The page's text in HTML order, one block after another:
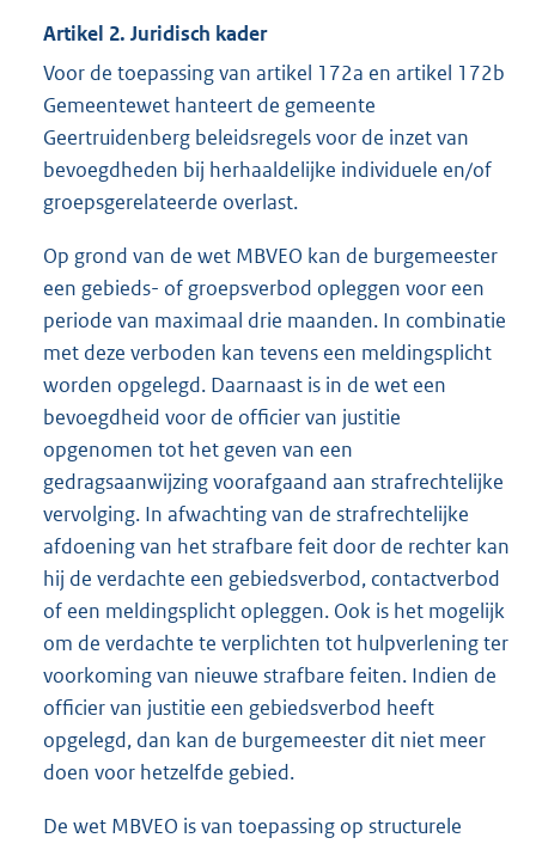
Artikel 2. Juridisch kader
Voor de toepassing van artikel 172a en artikel 172b
Gemeentewet hanteert de gemeente
Geertruidenberg beleidsregels voor de inzet van
bevoegdheden bij herhaaldelijke individuele en/of
groepsgerelateerde overlast.
Op grond van de wet MBVEO kan de burgemeester
een gebieds- of groepsverbod opleggen voor een
periode van maximaal drie maanden. In combinatie
met deze verboden kan tevens een meldingsplicht
worden opgelegd. Daarnaast is in de wet een
bevoegdheid voor de officier van justitie
opgenomen tot het geven van een
gedragsaanwijzing voorafgaand aan strafrechtelijke
vervolging. In afwachting van de strafrechtelijke
afdoening van het strafbare feit door de rechter kan
hij de verdachte een gebiedsverbod, contactverbod
of een meldingsplicht opleggen. Ook is het mogelijk
om de verdachte te verplichten tot hulpverlening ter
voorkoming van nieuwe strafbare feiten. Indien de
officier van justitie een gebiedsverbod heeft
opgelegd, dan kan de burgemeester dit niet meer
doen voor hetzelfde gebied.
De wet MBVEO is van toepassing op structurele